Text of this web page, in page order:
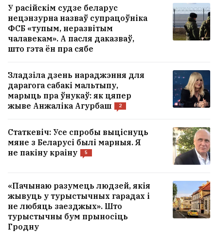
У расійскім судзе беларус
нецэнзурна назваў супрацоўніка
ФСБ «тупым, неразвітым
чалавекам». А пасля даказваў,
што гэта ён пра сябе
Зладзіла дзень нараджэння для
дарагога сабакі мальтыпу,
марыць пра ўнукаў: як цяпер
жыве Анжаліка Агурбаш
2
Статкевіч: Усе спробы выціснуць
мяне з Беларусі былі марныя. Я
не пакіну краіну
5
«Пачынаю разумець людзей, якія
жывуць у турыстычных гарадах і
не любяць заезджых». Што
турыстычны бум прыносіць
Гродну